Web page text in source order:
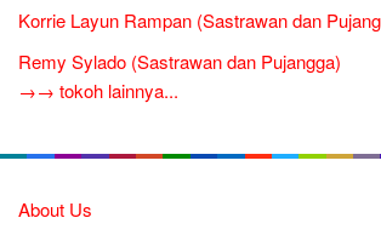
Korrie Layun Rampan (Sastrawan dan
Remy Sylado (Sastrawan dan Pujangga)
→→ tokoh lainnya...
About Us